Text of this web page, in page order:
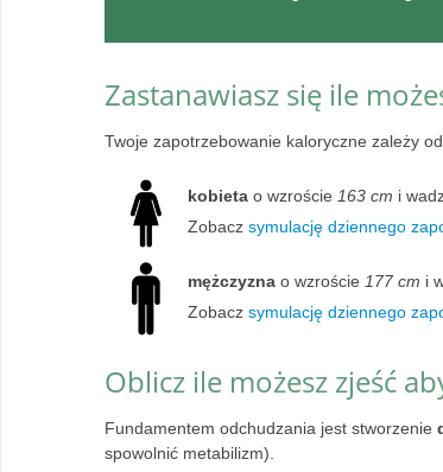
Zastanawiasz się ile
Twoje zapotrzebowanie kaloryczne zależy
kobieta o wzroście 163 cm i
Zobacz symulację dziennego
mężczyzna o wzroście 177 cm i
Zobacz symulację dziennego
Oblicz ile możesz zjeść
Fundamentem odchudzania jest stworzenie
spowolnić metabilizm).